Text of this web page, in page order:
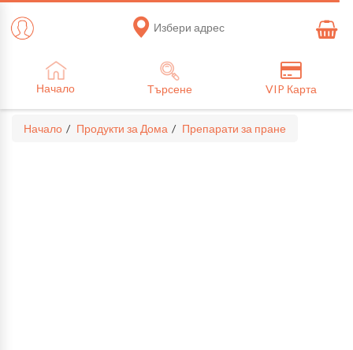
Избери адрес
Начало Търсене VIP Карта
Начало Продукти за Дома Препарати за пране